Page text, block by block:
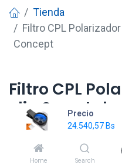
Precio
24.540,57Bs
Home Search
Tienda
Filtro CPL
Concept
Filtro CPL
clip
24.540,57Bs